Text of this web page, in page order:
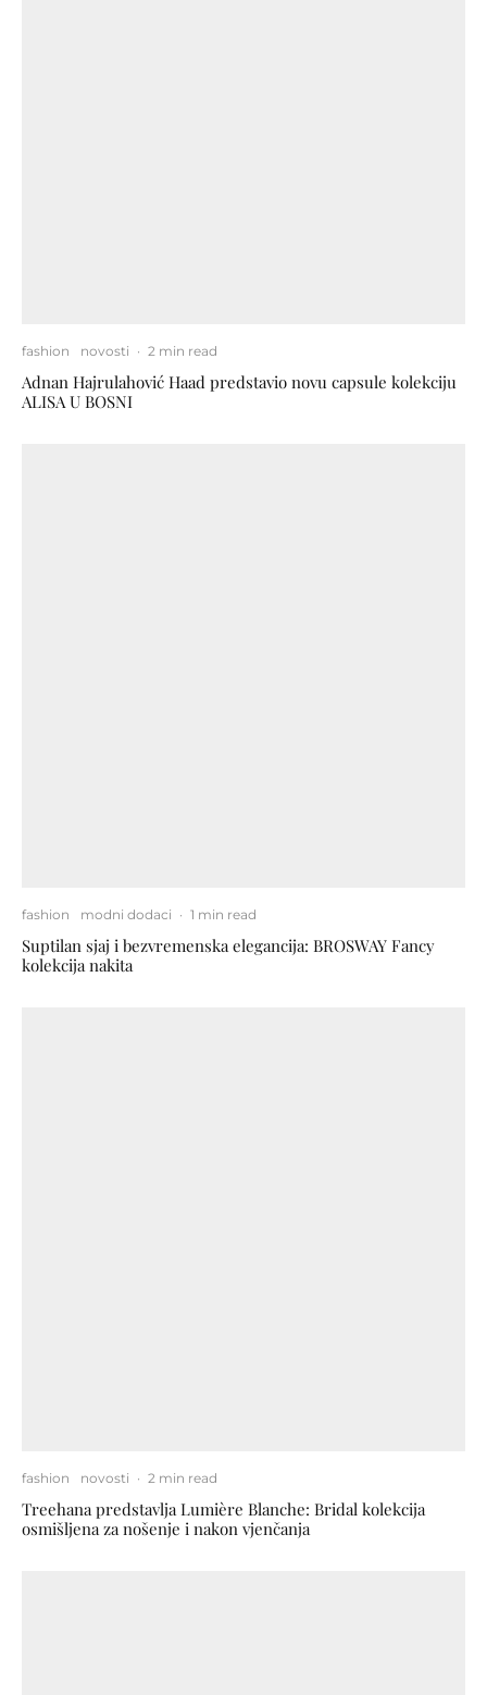
fashion novosti · 2 min read
Adnan Hajrulahović Haad predstavio novu capsule kolekciju
ALISA U BOSNI
fashion modni dodaci · 1 min read
Suptilan sjaj i bezvremenska elegancija: BROSWAY Fancy
kolekcija nakita
fashion novosti · 2 min read
Treehana predstavlja Lumière Blanche: Bridal kolekcija
osmišljena za nošenje i nakon vjenčanja